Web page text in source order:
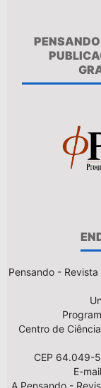
Pensando - Revista
Centro de
CEP 64.049-
E-
A Pensando -